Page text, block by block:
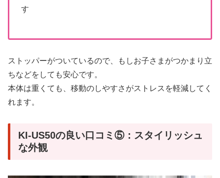
す
ストッパーがついているので、もしお子さまがつかまり立
ちなどをしても安心です。
本体は重くても、移動のしやすさがストレスを軽減してく
れます。
KI-US50の良い口コミ⑤：スタイリッシュ
な外観